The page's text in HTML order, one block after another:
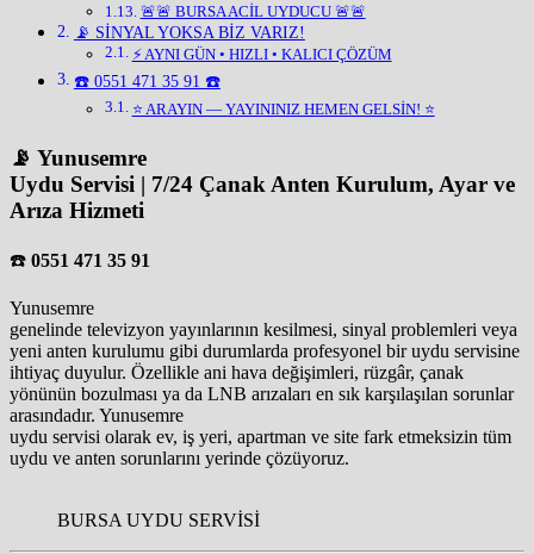
🚨🚨 BURSA ACİL UYDUCU 🚨🚨
📡 SİNYAL YOKSA BİZ VARIZ!
⚡ AYNI GÜN • HIZLI • KALICI ÇÖZÜM
☎️ 0551 471 35 91 ☎️
⭐ ARAYIN — YAYININIZ HEMEN GELSİN! ⭐
📡 Yunusemre
Uydu Servisi | 7/24 Çanak Anten Kurulum, Ayar ve
Arıza Hizmeti
☎️ 0551 471 35 91
Yunusemre
genelinde televizyon yayınlarının kesilmesi, sinyal problemleri veya
yeni anten kurulumu gibi durumlarda profesyonel bir uydu servisine
ihtiyaç duyulur. Özellikle ani hava değişimleri, rüzgâr, çanak
yönünün bozulması ya da LNB arızaları en sık karşılaşılan sorunlar
arasındadır. Yunusemre
uydu servisi olarak ev, iş yeri, apartman ve site fark etmeksizin tüm
uydu ve anten sorunlarını yerinde çözüyoruz.
BURSA UYDU SERVİSİ